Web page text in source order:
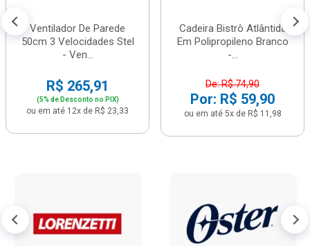
Ventilador De Parede
50cm 3 Velocidades Stel
- Ven...
R$ 265,91
(5% de Desconto no PIX)
ou em até 12x de R$ 23,33
Cadeira Bistrô Atlântida
Em Polipropileno Branco
-...
De: R$ 74,90
Por: R$ 59,90
ou em até 5x de R$ 11,98